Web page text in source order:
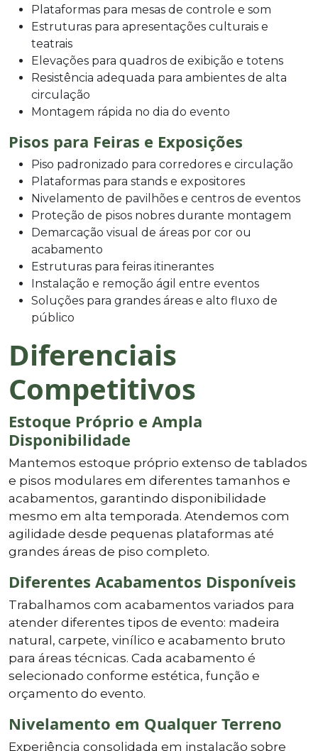
Plataformas para mesas de controle e som
Estruturas para apresentações culturais e
teatrais
Elevações para quadros de exibição e totens
Resistência adequada para ambientes de alta
circulação
Montagem rápida no dia do evento
Pisos para Feiras e Exposições
Piso padronizado para corredores e circulação
Plataformas para stands e expositores
Nivelamento de pavilhões e centros de eventos
Proteção de pisos nobres durante montagem
Demarcação visual de áreas por cor ou
acabamento
Estruturas para feiras itinerantes
Instalação e remoção ágil entre eventos
Soluções para grandes áreas e alto fluxo de
público
Diferenciais
Competitivos
Estoque Próprio e Ampla
Disponibilidade
Mantemos estoque próprio extenso de tablados
e pisos modulares em diferentes tamanhos e
acabamentos, garantindo disponibilidade
mesmo em alta temporada. Atendemos com
agilidade desde pequenas plataformas até
grandes áreas de piso completo.
Diferentes Acabamentos Disponíveis
Trabalhamos com acabamentos variados para
atender diferentes tipos de evento: madeira
natural, carpete, vinílico e acabamento bruto
para áreas técnicas. Cada acabamento é
selecionado conforme estética, função e
orçamento do evento.
Nivelamento em Qualquer Terreno
Experiência consolidada em instalação sobre